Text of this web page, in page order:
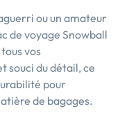
ou un amateur
de voyage Snowball
vos
souci du détail, ce
pour
de bagages.